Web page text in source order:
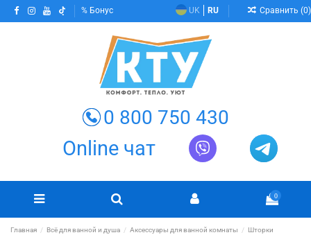
Бонус UK RU Сравнить (0)
0 800 750 430
Online чат
0
Главная Всё для ванной и душа Аксессуары для ванной комнаты
Шторки